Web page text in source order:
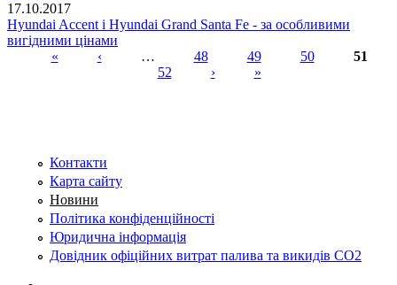
17.10.2017
Hyundai Accent і Hyundai Grand Santa Fe - за особливими
вигідними цінами
« ‹ … 48 49 50
51
52
› »
Контакти
Карта сайту
Новини
Політика конфіденційності
Юридична інформація
Довідник офіційних витрат палива та викидів СО2